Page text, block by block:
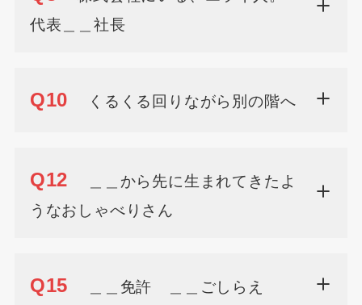
代表＿＿社長
Q10 くるくる回りながら別の階へ
Q12
＿＿から先に生まれてきたよ
うなおしゃべりさん
Q15 ＿＿免許 ＿＿ごしらえ